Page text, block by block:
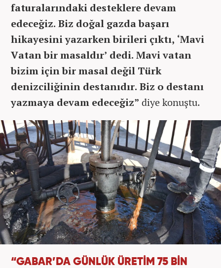
faturalarındaki desteklere devam
edeceğiz. Biz doğal gazda başarı
hikayesini yazarken birileri çıktı, ‘Mavi
Vatan bir masaldır’ dedi. Mavi vatan
bizim için bir masal değil Türk
denizciliğinin destanıdır. Biz o destanı
yazmaya devam edeceğiz” diye konuştu.
“GABAR’DA GÜNLÜK ÜRETİM 75 BİN